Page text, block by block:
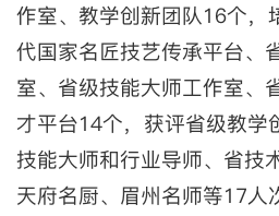
作室、教学创新团队16个，
代国家名匠技艺传承平台、
室、省级技能大师工作室、
才平台14个，获评省级教学
技能大师和行业导师、省技
天府名厨、眉州名师等17人